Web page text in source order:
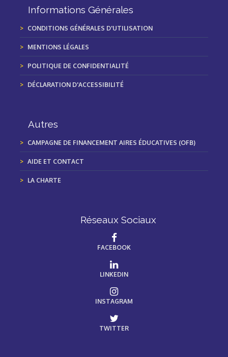
Informations Générales
CONDITIONS GÉNÉRALES D'UTILISATION
MENTIONS LÉGALES
POLITIQUE DE CONFIDENTIALITÉ
DÉCLARATION D'ACCESSIBILITÉ
Autres
CAMPAGNE DE FINANCEMENT AIRES ÉDUCATIVES (OFB)
AIDE ET CONTACT
LA CHARTE
Réseaux Sociaux
FACEBOOK
LINKEDIN
INSTAGRAM
TWITTER